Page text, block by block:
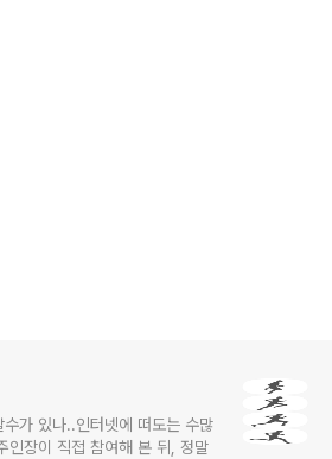
가 있나..인터넷에 떠도는 수많
인장이 직접 참여해 본 뒤, 정말